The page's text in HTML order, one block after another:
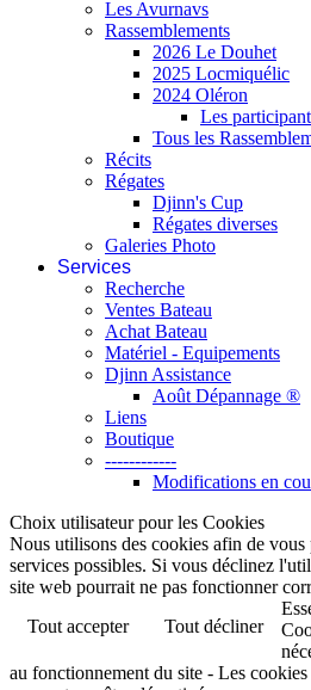
Les Avurnavs
Rassemblements
2026 Le Douhet
2025 Locmiquélic
2024 Oléron
Les
Tous les
Récits
Régates
Djinn's Cup
Régates diverses
Galeries Photo
Services
Recherche
Ventes Bateau
Achat Bateau
Matériel - Equipements
Djinn Assistance
Août Dépannage ®
Liens
Boutique
------------
Modifications en
Choix utilisateur pour les Cookies
Nous utilisons des cookies afin de vous
services possibles. Si vous déclinez
site web pourrait ne pas fonctionner
Tout accepter
Tout décliner
au fonctionnement du site - Les cookies